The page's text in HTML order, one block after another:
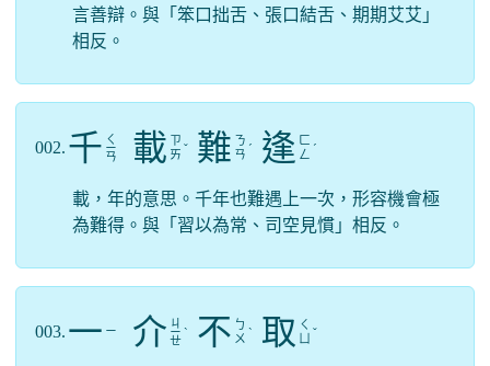
言善辯。與「笨口拙舌、張口結舌、期期艾艾」
相反。
002. 千 ㄑ
ㄧ
ㄢ 載
ㄗ
ㄞ ˇ 難 ㄋ
ㄢ ˊ 逢 ㄈ
ㄥ
ˊ
載，年的意思。千年也難遇上一次，形容機會極
為難得。與「習以為常、司空見慣」相反。
003. 一 ㄧ 介 ㄐ
ㄧ
ㄝ
ˋ 不 ㄅ
ㄨ ˋ 取 ㄑ
ˇ